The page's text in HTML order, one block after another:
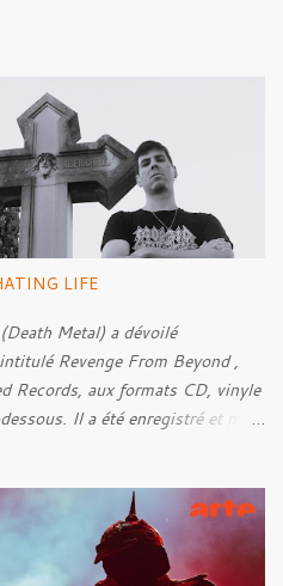
LIFE
Metal) a dévoilé
Revenge From Beyond ,
Records, aux formats CD, vinyle
Il a été enregistré et mixé
From Beyond 06. The